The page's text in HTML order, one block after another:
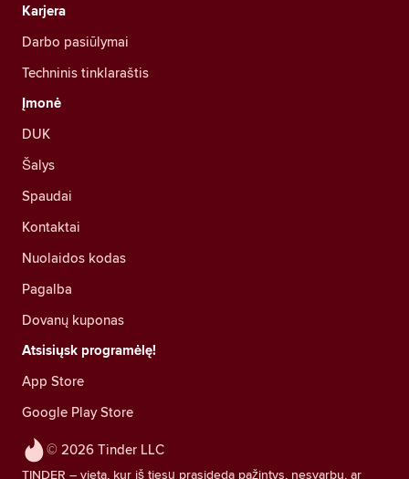
© 2026 Tinder LLC
TINDER – vieta, kur iš tiesų prasideda pažintys, nesvarbu, ar
Karjera
Darbo pasiūlymai
Techninis tinklaraštis
Įmonė
DUK
Šalys
Spaudai
Kontaktai
Nuolaidos kodas
Pagalba
Dovanų kuponas
Atsisiųsk programėlę!
App Store
Google Play Store